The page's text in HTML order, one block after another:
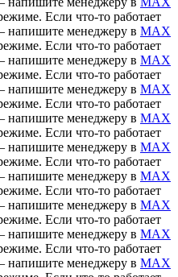
Если что-то работает
напишите менеджеру в MAX
Если что-то работает
напишите менеджеру в MAX
Если что-то работает
напишите менеджеру в MAX
Если что-то работает
напишите менеджеру в MAX
Если что-то работает
напишите менеджеру в MAX
Если что-то работает
напишите менеджеру в MAX
Если что-то работает
напишите менеджеру в MAX
Если что-то работает
напишите менеджеру в MAX
Если что-то работает
напишите менеджеру в MAX